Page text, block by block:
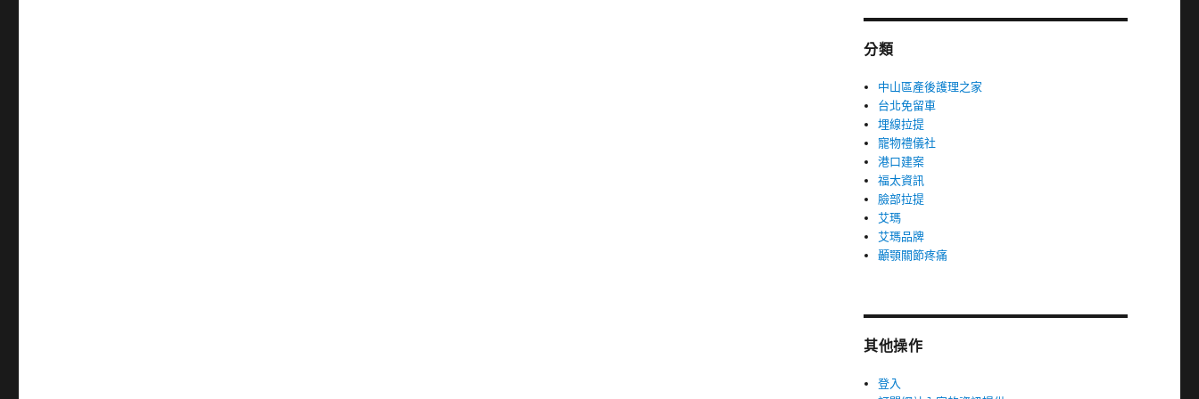
分類
中山區產後護理之家
台北免留車
埋線拉提
寵物禮儀社
港口建案
福太資訊
臉部拉提
艾瑪
艾瑪品牌
顳顎關節疼痛
其他操作
登入